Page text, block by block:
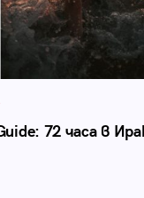
72 часа в